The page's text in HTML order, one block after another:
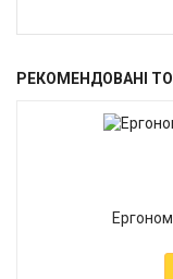
РЕКОМЕНДОВАНІ